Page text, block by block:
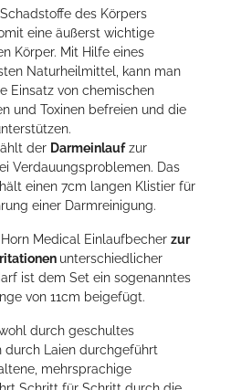
des Körpers
eine äußerst wichtige
Körper. Mit Hilfe eines
Naturheilmittel, kann man
Einsatz von chemischen
und Toxinen befreien und die
der Darmeinlaufzur
Verdauungsproblemen. Das
einen 7cm langen Klistier für
einer Darmreinigung.
Medical Einlaufbecher zur
unterschiedlicher
ist dem Set ein sogenanntes
von 11cm beigefügt.
durch geschultes
durch Laien durchgeführt
mehrsprachige